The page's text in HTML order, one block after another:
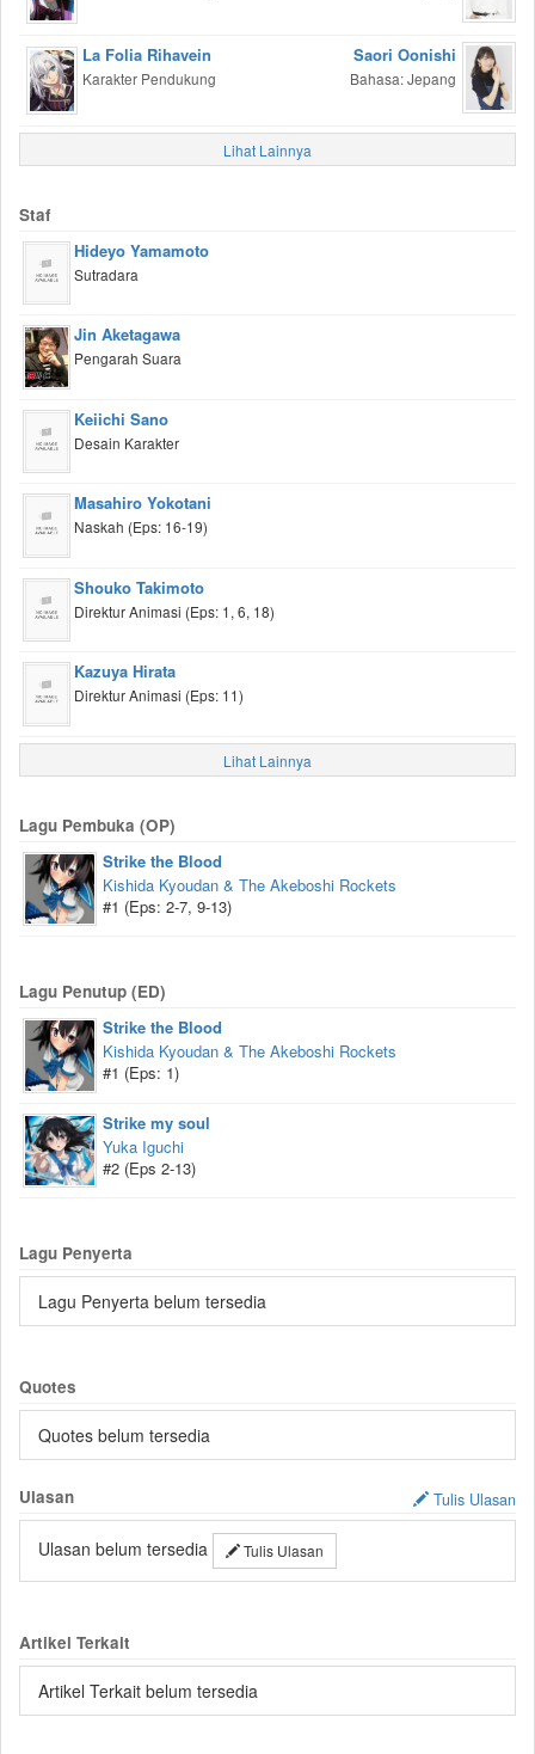
La Folia Rihavein
Karakter Pendukung
Saori Oonishi
Bahasa: Jepang
Lihat Lainnya
Staf
Hideyo Yamamoto
Sutradara
Jin Aketagawa
Pengarah Suara
Keiichi Sano
Desain Karakter
Masahiro Yokotani
Naskah (Eps: 16-19)
Shouko Takimoto
Direktur Animasi (Eps: 1, 6, 18)
Kazuya Hirata
Direktur Animasi (Eps: 11)
Lihat Lainnya
Lagu Pembuka (OP)
Strike the Blood
Kishida Kyoudan & The Akeboshi Rockets
#1 (Eps: 2-7, 9-13)
Lagu Penutup (ED)
Strike the Blood
Kishida Kyoudan & The Akeboshi Rockets
#1 (Eps: 1)
Strike my soul
Yuka Iguchi
#2 (Eps 2-13)
Lagu Penyerta
Lagu Penyerta belum tersedia
Quotes
Quotes belum tersedia
Ulasan Tulis Ulasan
Ulasan belum tersedia Tulis Ulasan
Artikel Terkait
Artikel Terkait belum tersedia